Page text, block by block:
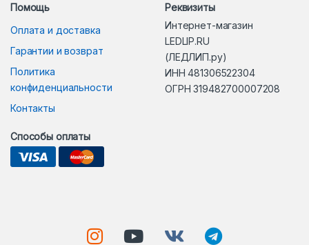
Помощь
Оплата и доставка
Гарантии и возврат
Политика
конфиденциальности
Контакты
Реквизиты
Интернет-магазин
LEDLIP.RU
(ЛЕДЛИП.ру)
ИНН 481306522304
ОГРН 319482700007208
Способы оплаты